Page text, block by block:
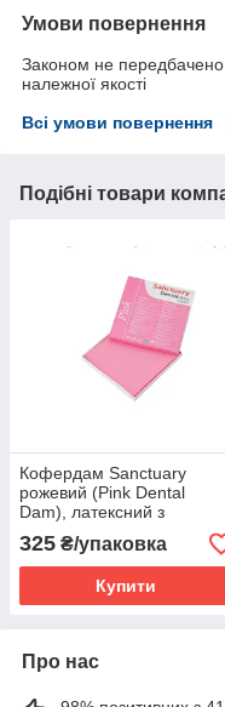
Умови повернення
Законом не
належної якості
Всі умови повернення
Подібні товари
Кофердам Sanctuary
рожевий (Pink Dental
Dam), латексний з
ароматом м'яти, середній
(medium), (152мм
х152мм) 36шт
325 ₴/упаковка
Купити
Про нас